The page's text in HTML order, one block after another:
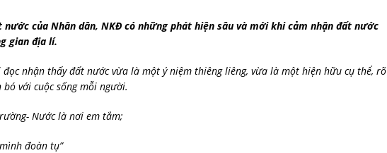
của Nhân dân, NKĐ có những phát hiện sâu và mới khi cảm nhận đất nước
gian địa lí.
nhận thấy đất nước vừa là một ý niệm thiêng liêng, vừa là một hiện hữu cụ thể, rõ
với cuộc sống mỗi người.
Nước là nơi em tắm;
đoàn tụ”